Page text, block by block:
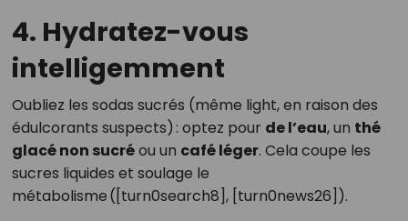
4. Hydratez-vous
intelligemment
Oubliez les sodas sucrés (même light, en raison des
édulcorants suspects) : optez pour de l’eau, un thé
glacé non sucréou un café léger. Cela coupe les
sucres liquides et soulage le
métabolisme ([turn0search8], [turn0news26]).